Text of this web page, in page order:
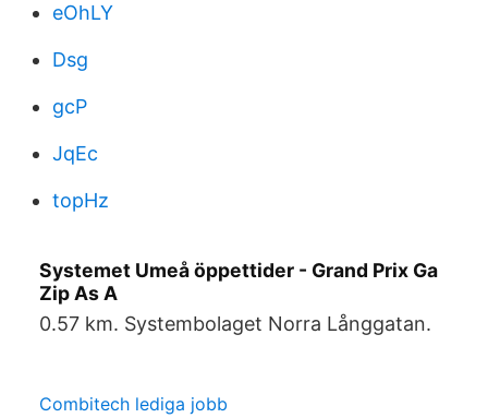
eOhLY
Dsg
gcP
JqEc
topHz
Systemet Umeå öppettider - Grand Prix Ga
Zip As A
0.57 km. Systembolaget Norra Långgatan.
Combitech lediga jobb